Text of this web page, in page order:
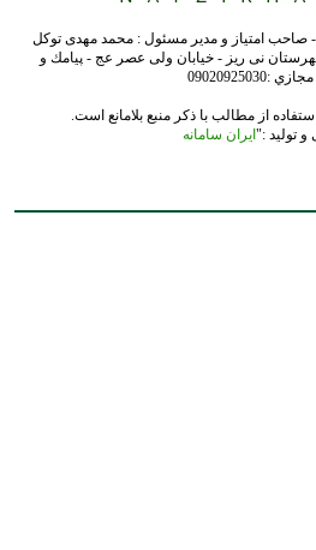
نشانی ایمیل: info@nayzinews.ir - صاحب امتیاز و مدیر مسئول : محمد مهدی توکل
نی ریز - خیابان ولی عصر عج - پيامك و
:09020925030
از مطالب با ذکر منبع بلامانع است.
تولید :" ایران سامانه